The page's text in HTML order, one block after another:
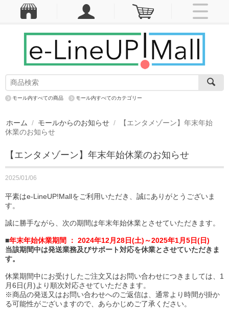
モール内すべての商品 モール内すべてのカテゴリー
ホーム / モールからのお知らせ /
【エンタメゾーン】年末年始
休業のお知らせ
【エンタメゾーン】年末年始休業のお知らせ
2025/01/06
平素はe-LineUP!Mallをご利用いただき、誠にありがとうございま
す。
誠に勝手ながら、次の期間は年末年始休業とさせていただきます。
■年末年始休業期間 ： 2024年12月28日(土)～2025年1月5日(日)
当該期間中は発送業務及びサポート対応を休業とさせていただきま
す。
休業期間中にお受けしたご注文又はお問い合わせにつきましては、1
月6日(月)より順次対応させていただきます。
※商品の発送又はお問い合わせへのご返信は、通常より時間が掛か
る可能性がございますので、あらかじめご了承ください。